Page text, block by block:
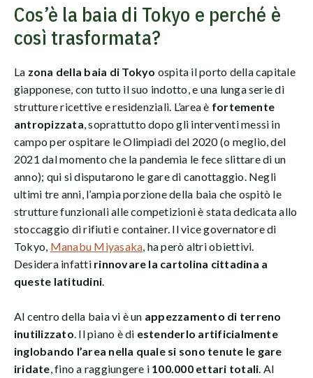
Cos’è la baia di Tokyo e perché è
così trasformata?
La zona della baia di Tokyo ospita il porto della capitale
giapponese, con tutto il suo indotto, e una lunga serie di
strutture ricettive e residenziali. L’area è fortemente
antropizzata , soprattutto dopo gli interventi messi in
campo per ospitare le Olimpiadi del 2020 (o meglio, del
2021 dal momento che la pandemia le fece slittare di un
anno); qui si disputarono le gare di canottaggio. Negli
ultimi tre anni, l’ampia porzione della baia che ospitò le
strutture funzionali alle competizioni è stata dedicata allo
stoccaggio di rifiuti e container. Il vice governatore di
Tokyo, Manabu Miyasaka , ha però altri obiettivi.
Desidera infatti rinnovare la cartolina cittadina a
queste latitudini
Al centro della baia vi è un appezzamento di terreno
inutilizzato . Il piano è di estenderlo artificialmente
inglobando l’area nella quale si sono tenute le gare
iridate , fino a raggiungere i 100.000 ettari totali . Al